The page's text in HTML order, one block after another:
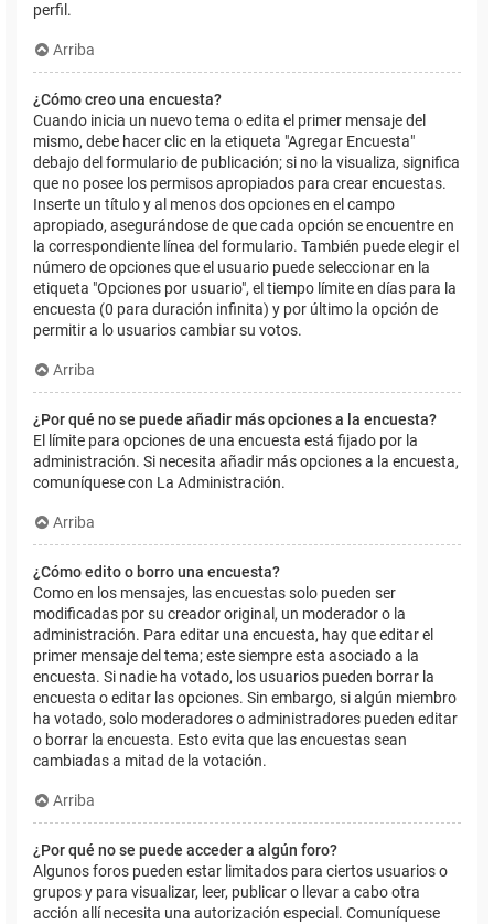
perfil.
Arriba
¿Cómo creo una encuesta?
Cuando inicia un nuevo tema o edita el primer mensaje del
mismo, debe hacer clic en la etiqueta "Agregar Encuesta"
debajo del formulario de publicación; si no la visualiza, significa
que no posee los permisos apropiados para crear encuestas.
Inserte un título y al menos dos opciones en el campo
apropiado, asegurándose de que cada opción se encuentre en
la correspondiente línea del formulario. También puede elegir el
número de opciones que el usuario puede seleccionar en la
etiqueta "Opciones por usuario", el tiempo límite en días para la
encuesta (0 para duración infinita) y por último la opción de
permitir a lo usuarios cambiar su votos.
Arriba
¿Por qué no se puede añadir más opciones a la encuesta?
El límite para opciones de una encuesta está fijado por la
administración. Si necesita añadir más opciones a la encuesta,
comuníquese con La Administración.
Arriba
¿Cómo edito o borro una encuesta?
Como en los mensajes, las encuestas solo pueden ser
modificadas por su creador original, un moderador o la
administración. Para editar una encuesta, hay que editar el
primer mensaje del tema; este siempre esta asociado a la
encuesta. Si nadie ha votado, los usuarios pueden borrar la
encuesta o editar las opciones. Sin embargo, si algún miembro
ha votado, solo moderadores o administradores pueden editar
o borrar la encuesta. Esto evita que las encuestas sean
cambiadas a mitad de la votación.
Arriba
¿Por qué no se puede acceder a algún foro?
Algunos foros pueden estar limitados para ciertos usuarios o
grupos y para visualizar, leer, publicar o llevar a cabo otra
acción allí necesita una autorización especial. Comuníquese